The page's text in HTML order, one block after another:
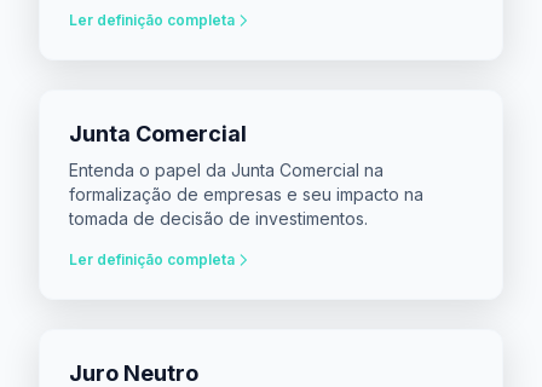
Ler definição completa
Junta Comercial
Entenda o papel da Junta Comercial na
formalização de empresas e seu impacto na
tomada de decisão de investimentos.
Ler definição completa
Juro Neutro